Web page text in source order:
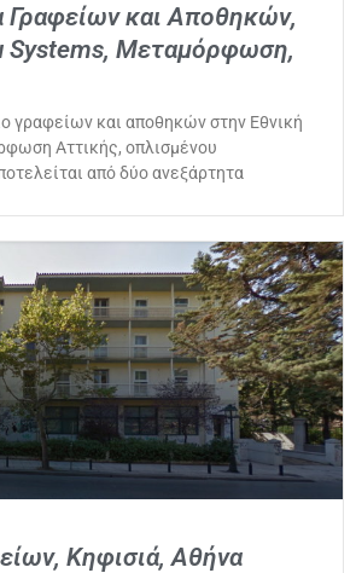
Γραφείων και Αποθηκών,
Systems, Μεταμόρφωση,
γραφείων και αποθηκών στην Εθνική
Αττικής, οπλισμένου
από δύο ανεξάρτητα
Κηφισιά, Αθήνα